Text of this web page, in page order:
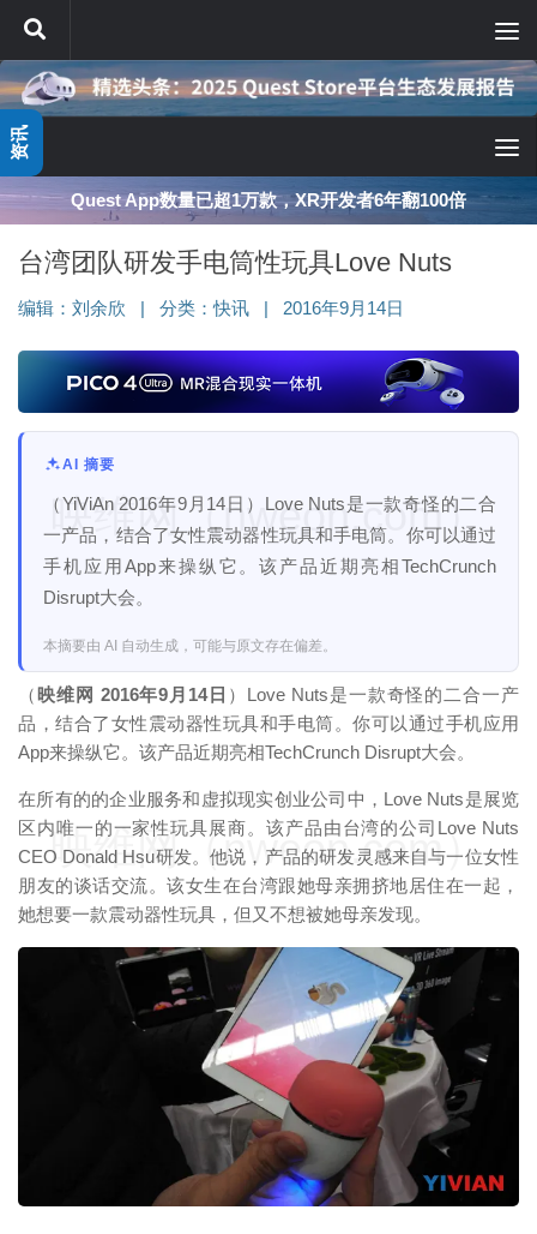
跳至内容
Quest App数量已超1万款，XR开发者6年翻100倍
台湾团队研发手电筒性玩具Love Nuts
编辑： 刘余欣 分类：快讯 2016年9月14日
AI 摘要
（YiViAn 2016年9月14日）Love Nuts是一款奇怪的二合
一产品，结合了女性震动器性玩具和手电筒。你可以通过
手机应用App来操纵它。该产品近期亮相TechCrunch
Disrupt大会。
本摘要由 AI 自动生成，可能与原文存在偏差。
（ 映维网 2016年9月14日 ）Love Nuts是一款奇怪的二合一产
品，结合了女性震动器性玩具和手电筒。你可以通过手机应用
App来操纵它。该产品近期亮相TechCrunch Disrupt大会。
在所有的的企业服务和虚拟现实创业公司中，Love Nuts是展览
区内唯一的一家性玩具展商。该产品由台湾的公司Love Nuts
CEO Donald Hsu研发。他说，产品的研发灵感来自与一位女性
朋友的谈话交流。该女生在台湾跟她母亲拥挤地居住在一起，
她想要一款震动器性玩具，但又不想被她母亲发现。
映维网（nweon.com）
映维网（nweon.com）
映维网（nweon.com）
资讯